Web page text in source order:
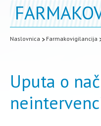
Naslovnica Farmakovigilancija
Uputa o